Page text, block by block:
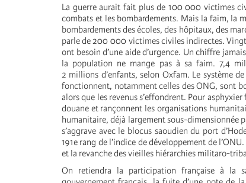
La guerre aurait fait plus de 100 000 victimes
combats et les bombardements. Mais la faim, la
bombardements des écoles, des hôpitaux, des
parle de 200 000 victimes civiles indirectes.
ont besoin d’une aide d’urgence. Un chiffre
la population ne mange pas à sa faim. 7,4
2 millions d’enfants, selon Oxfam. Le système
fonctionnent, notamment celles des ONG, sont
alors que les revenus s’effondrent. Pour
douane et rançonnent les organisations
humanitaire, déjà largement sous-dimensionnée
s’aggrave avec le blocus saoudien du port
191e rang de l’indice de développement de
et la revanche des vieilles hiérarchies militaro-
On retiendra la participation française à la